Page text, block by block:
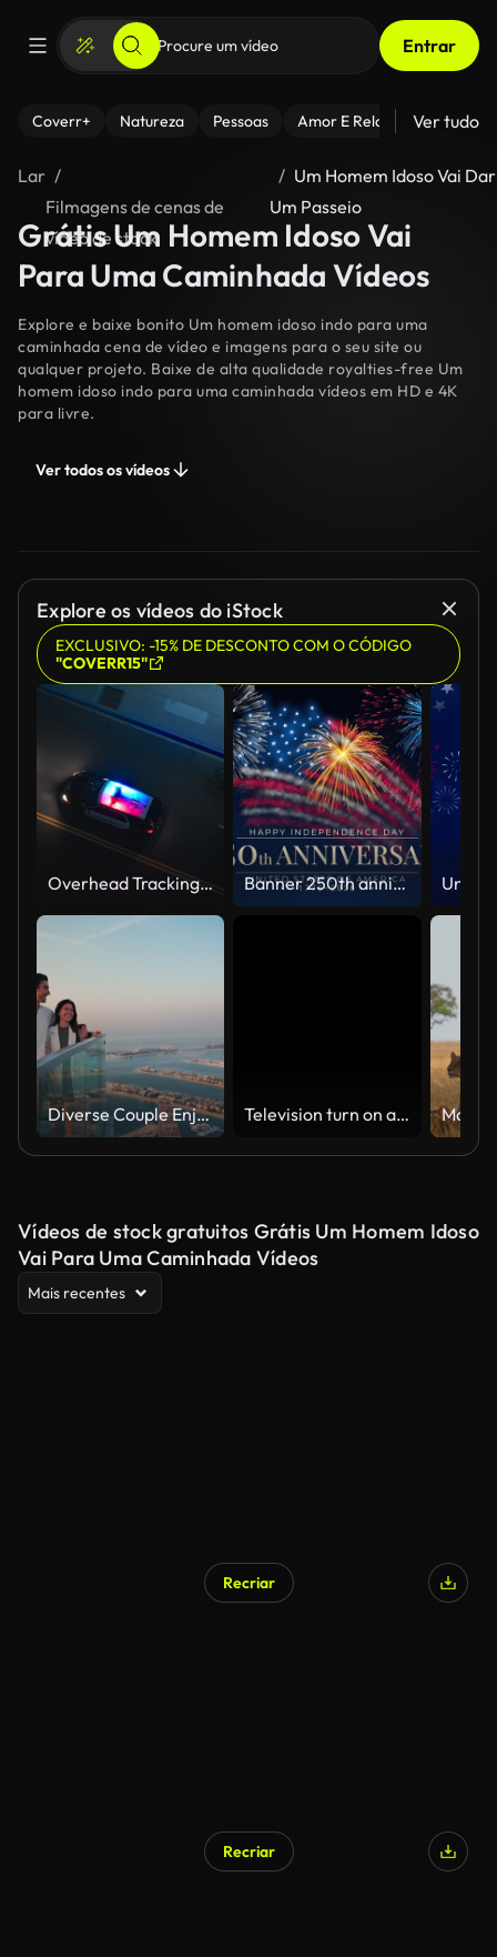
Entrar
Coverr+ Natureza Pessoas Amor E Relacionamentos
Ver tudo
Lar
Filmagens de cenas de
vídeo de stock
Um Homem Idoso Vai Dar
Um Passeio
Grátis Um Homem Idoso Vai
Para Uma Caminhada Vídeos
Explore e baixe bonito Um homem idoso indo para uma
caminhada cena de vídeo e imagens para o seu site ou
qualquer projeto. Baixe de alta qualidade royalties-free Um
homem idoso indo para uma caminhada vídeos em HD e 4K
para livre.
Ver todos os vídeos
Explore os vídeos do iStock
EXCLUSIVO: -15% DE DESCONTO COM O CÓDIGO
"COVERR15"
Overhead Tracking Drone Shot of a Police Car Driving on a City Street with Lights On at Night Banner 250th anniversary of the USA. 250 years of independence. 4th of july 2026 usa independence day, video greeting card. US flag fireworks on blue sky background. Fourth of july. 4k seamless loop
Diverse Couple Enjoying Sunset Views from High Rise Sky Deck Overlooking Palm Jumeirah Television turn on and off. Switch on tv effect, switch off tv effect. Turn on Lcd TV effect, turn off TV effect . Led Tv on and off on black background
Vídeos de stock gratuitos Grátis Um Homem Idoso
Vai Para Uma Caminhada Vídeos
Mais recentes
Recriar
Recriar